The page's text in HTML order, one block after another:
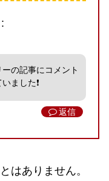
の記事にコメント
ました❗
返信
はありません。